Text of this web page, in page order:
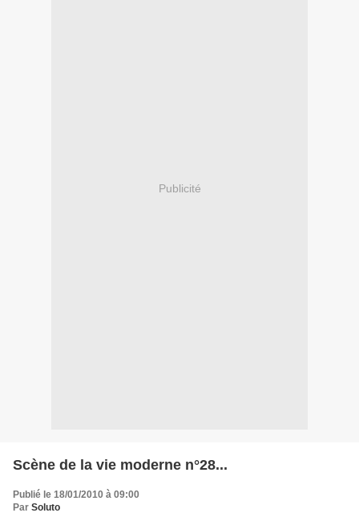
Publicité
Scène de la vie moderne n°28...
Publié le 18/01/2010 à 09:00
Par Soluto